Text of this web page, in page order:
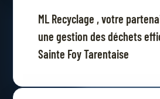
ML Recyclage , votre
une gestion des déchets
Sainte Foy Tarentaise